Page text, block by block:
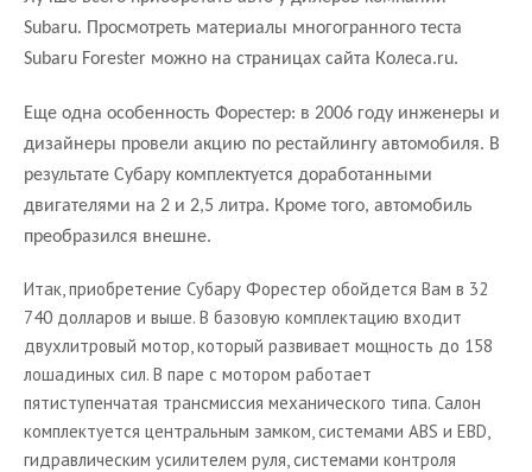
Subaru. Просмотреть материалы многогранного теста
Subaru Forester можно на страницах сайта Колеса.ru.
Еще одна особенность Форестер: в 2006 году инженеры и
дизайнеры провели акцию по рестайлингу автомобиля. В
результате Субару комплектуется доработанными
двигателями на 2 и 2,5 литра. Кроме того, автомобиль
преобразился внешне.
Итак, приобретение Субару Форестер обойдется Вам в 32
740 долларов и выше. В базовую комплектацию входит
двухлитровый мотор, который развивает мощность до 158
лошадиных сил. В паре с мотором работает
пятиступенчатая трансмиссия механического типа. Салон
комплектуется центральным замком, системами ABS и EBD,
гидравлическим усилителем руля, системами контроля